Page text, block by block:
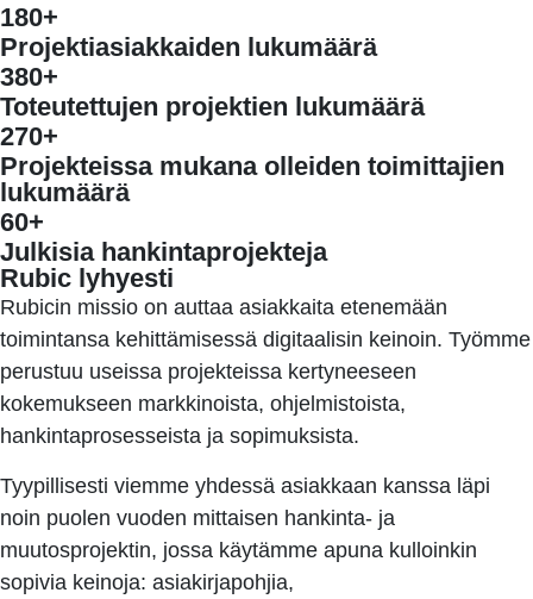
180+
Projektiasiakkaiden lukumäärä
380+
Toteutettujen projektien lukumäärä
270+
Projekteissa mukana olleiden toimittajien
lukumäärä
60+
Julkisia hankintaprojekteja
Rubic lyhyesti
Rubicin missio on auttaa asiakkaita etenemään
toimintansa kehittämisessä digitaalisin keinoin. Työmme
perustuu useissa projekteissa kertyneeseen
kokemukseen markkinoista, ohjelmistoista,
hankintaprosesseista ja sopimuksista.
Tyypillisesti viemme yhdessä asiakkaan kanssa läpi
noin puolen vuoden mittaisen hankinta- ja
muutosprojektin, jossa käytämme apuna kulloinkin
sopivia keinoja: asiakirjapohjia,